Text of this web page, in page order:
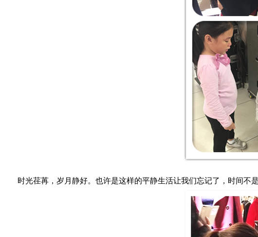
时光荏苒，岁月静好。也许是这样的平静生活让我们忘记了，时间不